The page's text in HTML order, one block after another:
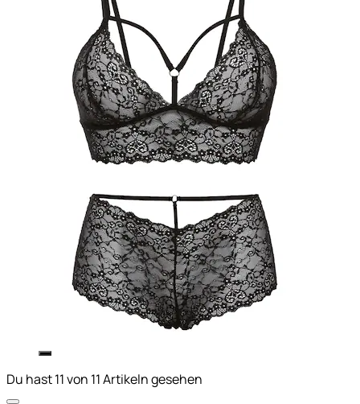
Du hast 11 von 11 Artikeln gesehen